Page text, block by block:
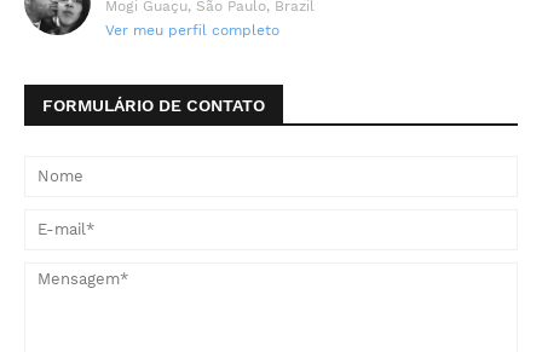
Mogi Guaçu, São Paulo, Brazil
Ver meu perfil completo
FORMULÁRIO DE CONTATO